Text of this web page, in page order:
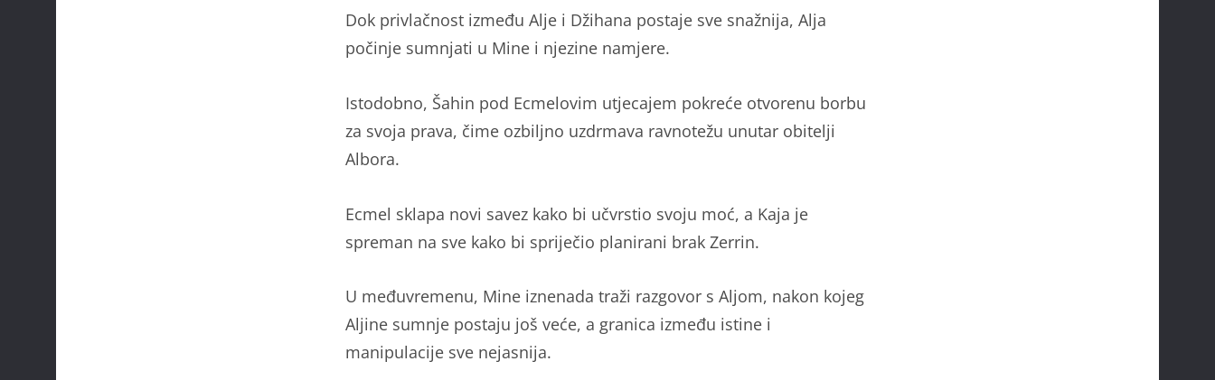
Dok privlačnost između Alje i Džihana postaje sve snažnija, Alja
počinje sumnjati u Mine i njezine namjere.
Istodobno, Šahin pod Ecmelovim utjecajem pokreće otvorenu borbu
za svoja prava, čime ozbiljno uzdrmava ravnotežu unutar obitelji
Albora.
Ecmel sklapa novi savez kako bi učvrstio svoju moć, a Kaja je
spreman na sve kako bi spriječio planirani brak Zerrin.
U međuvremenu, Mine iznenada traži razgovor s Aljom, nakon kojeg
Aljine sumnje postaju još veće, a granica između istine i
manipulacije sve nejasnija.